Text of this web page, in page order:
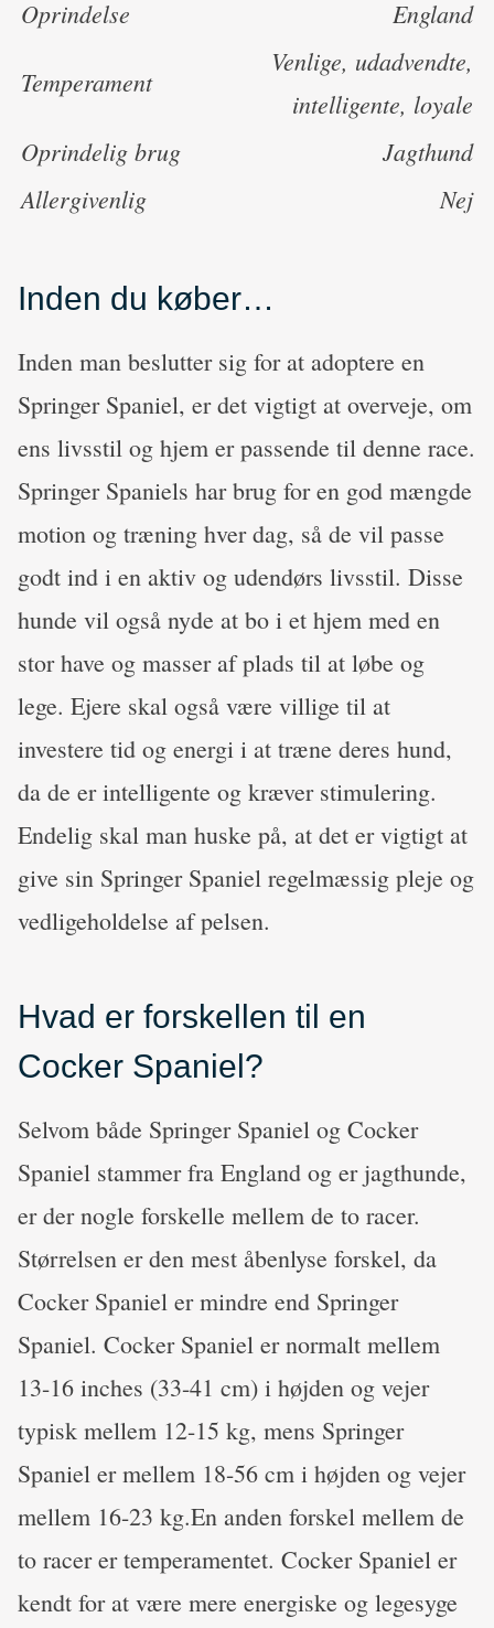
Oprindelse England
Temperament
Venlige, udadvendte,
intelligente, loyale
Oprindelig brug
Jagthund
Allergivenlig
Nej
Inden du køber…
Inden man beslutter sig for at adoptere en
Springer Spaniel, er det vigtigt at overveje, om
ens livsstil og hjem er passende til denne race.
Springer Spaniels har brug for en god mængde
motion og træning hver dag, så de vil passe
godt ind i en aktiv og udendørs livsstil. Disse
hunde vil også nyde at bo i et hjem med en
stor have og masser af plads til at løbe og
lege. Ejere skal også være villige til at
investere tid og energi i at træne deres hund,
da de er intelligente og kræver stimulering.
Endelig skal man huske på, at det er vigtigt at
give sin Springer Spaniel regelmæssig pleje og
vedligeholdelse af pelsen.
Hvad er forskellen til en
Cocker Spaniel?
Selvom både Springer Spaniel og Cocker
Spaniel stammer fra England og er jagthunde,
er der nogle forskelle mellem de to racer.
Størrelsen er den mest åbenlyse forskel, da
Cocker Spaniel er mindre end Springer
Spaniel. Cocker Spaniel er normalt mellem
13-16 inches (33-41 cm) i højden og vejer
typisk mellem 12-15 kg, mens Springer
Spaniel er mellem 18-56 cm i højden og vejer
mellem 16-23 kg.En anden forskel mellem de
to racer er temperamentet. Cocker Spaniel er
kendt for at være mere energiske og legesyge